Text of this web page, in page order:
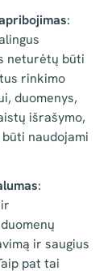
:
neturėtų būti
rinkimo
duomenys,
išrašymo,
naudojami
:
ir saugius
pat tai